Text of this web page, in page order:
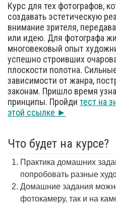
Курс для тех фотографов,
создавать эстетическую
внимание зрителя,
или идею. Для фотографа
многовековый опыт
успешно строивших
плоскости полотна.
зависимости от жанра,
законам. Пришло время
принципы. Пройди тест на
этой ссылке ►
Что будет на курсе?
Практика домашних
попробовать разные
Домашние задания
фотокамеру, так и на